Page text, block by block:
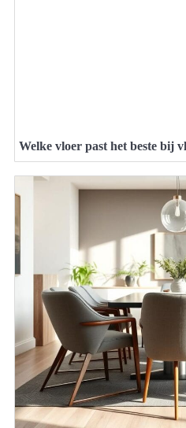
Welke vloer past het beste bij